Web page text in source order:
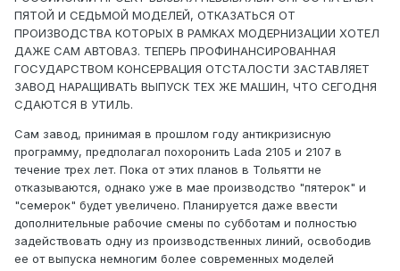
ПЯТОЙ И СЕДЬМОЙ МОДЕЛЕЙ, ОТКАЗАТЬСЯ ОТ
ПРОИЗВОДСТВА КОТОРЫХ В РАМКАХ МОДЕРНИЗАЦИИ ХОТЕЛ
ДАЖЕ САМ АВТОВАЗ. ТЕПЕРЬ ПРОФИНАНСИРОВАННАЯ
ГОСУДАРСТВОМ КОНСЕРВАЦИЯ ОТСТАЛОСТИ ЗАСТАВЛЯЕТ
ЗАВОД НАРАЩИВАТЬ ВЫПУСК ТЕХ ЖЕ МАШИН, ЧТО СЕГОДНЯ
СДАЮТСЯ В УТИЛЬ.
Сам завод, принимая в прошлом году антикризисную
программу, предполагал похоронить Lada 2105 и 2107 в
течение трех лет. Пока от этих планов в Тольятти не
отказываются, однако уже в мае производство "пятерок" и
"семерок" будет увеличено. Планируется даже ввести
дополнительные рабочие смены по субботам и полностью
задействовать одну из производственных линий, освободив
ее от выпуска немногим более современных моделей